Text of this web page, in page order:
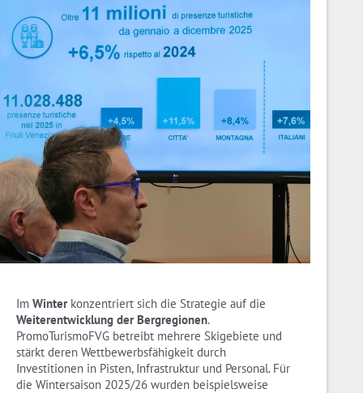
Im Winterkonzentriert sich die Strategie auf die
Weiterentwicklung der Bergregionen.
PromoTurismoFVG betreibt mehrere Skigebiete und
stärkt deren Wettbewerbsfähigkeit durch
Investitionen in Pisten, Infrastruktur und Personal. Für
die Wintersaison 2025/26 wurden beispielsweise